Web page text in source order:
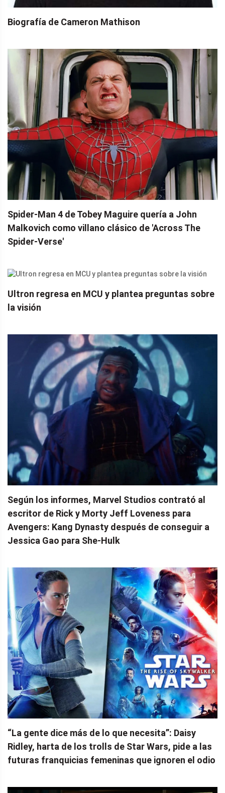
Biografía de Cameron Mathison
Spider-Man 4 de Tobey Maguire quería a John
Malkovich como villano clásico de 'Across The
Spider-Verse'
Ultron regresa en MCU y plantea preguntas sobre
la visión
Según los informes, Marvel Studios contrató al
escritor de Rick y Morty Jeff Loveness para
Avengers: Kang Dynasty después de conseguir a
Jessica Gao para She-Hulk
“La gente dice más de lo que necesita”: Daisy
Ridley, harta de los trolls de Star Wars, pide a las
futuras franquicias femeninas que ignoren el odio